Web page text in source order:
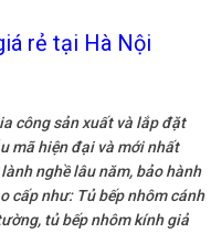
rẻ tại Hà Nội
công sản xuất và lắp đặt
mã hiện đại và mới nhất
nghề lâu năm, bảo hành
cấp như: Tủ bếp nhôm cánh
tủ bếp nhôm kính giả